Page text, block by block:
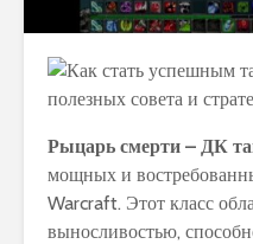
Рыцарь смерти – ДК
мощных и
Warcraft. Этот класс
выносливостью,